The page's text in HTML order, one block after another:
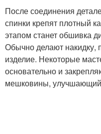
После соединения
спинки крепят плотный
этапом станет обшивка
Обычно делают
изделие. Некоторые
основательно и
мешковины, улучшающий